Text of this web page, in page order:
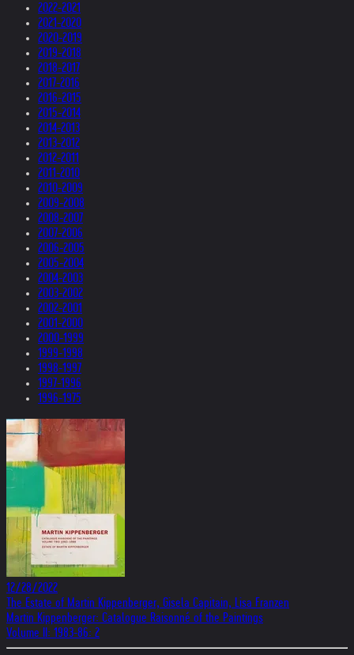
2022-2021
2021-2020
2020-2019
2019-2018
2018-2017
2017-2016
2016-2015
2015-2014
2014-2013
2013-2012
2012-2011
2011-2010
2010-2009
2009-2008
2008-2007
2007-2006
2006-2005
2005-2004
2004-2003
2003-2002
2002-2001
2001-2000
2000-1999
1999-1998
1998-1997
1997-1996
1996-1975
12/28/2022
The Estate of Martin Kippenberger, Gisela Capitain, Lisa Franzen
Martin Kippenberger: Catalogue Raisonné of the Paintings
Volume II: 1983-86: 2